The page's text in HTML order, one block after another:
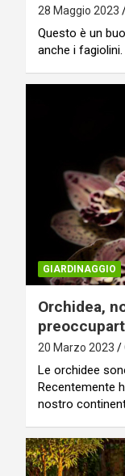
28 Maggio 2023
Questo è un
anche i
GIARDINAGGIO
Orchidea,
20 Marzo 2023
Le orchidee
Recentemente
nostro